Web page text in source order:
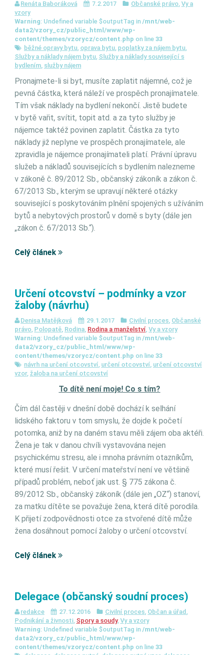
Renáta Baboráková 7.2.2017 Občanské právo, Vy a
vzory
Warning: Undefined variable $outputTag in /mnt/web-
data2/vzory_cz/public_html/www/wp-
content/themes/vzorycz/content.php on line 33
běžné opravy bytu, oprava bytu, poplatky za nájem bytu,
Služby a náklady nájem bytu, Služby a náklady související s
bydlením, služby nájem
Pronajmete-li si byt, musíte zaplatit nájemné, což je
pevná částka, která náleží ve prospěch pronajímatele.
Tím však náklady na bydlení nekončí. Jistě budete
v bytě vařit, svítit, topit atd. a za tyto služby je
nájemce taktéž povinen zaplatit. Částka za tyto
náklady již neplyne ve prospěch pronajímatele, ale
zpravidla je nájemce pronajímateli platí. Právní úpravu
služeb a nákladů souvisejících s bydlením nalezneme
v zákoně č. 89/2012 Sb., občanský zákoník a zákon č.
67/2013 Sb., kterým se upravují některé otázky
související s poskytováním plnění spojených s užíváním
bytů a nebytových prostorů v domě s byty (dále jen
„zákon č. 67/2013 Sb.“).
Celý článek
Určení otcovství – podmínky a vzor
žaloby (návrhu)
Denisa Matějková 29.1.2017 Civilní proces, Občanské
právo, Polopatě, Rodina, Rodina a manželství, Vy a vzory
Warning: Undefined variable $outputTag in /mnt/web-
data2/vzory_cz/public_html/www/wp-
content/themes/vzorycz/content.php on line 33
návrh na určení otcovství, určení otcovství, určení otcovství
vzor, žaloba na určení otcovství
To dítě není moje! Co s tím?
Čím dál častěji v dnešní době dochází k selhání
lidského faktoru v tom smyslu, že dojde k početí
potomka, aniž by na daném stavu měli zájem oba aktéři.
Žena je tak v danou chvíli vystavována nejen
psychickému stresu, ale i mnoha právním otazníkům,
které musí řešit. V určení mateřství není ve většině
případů problém, neboť jak ust. § 775 zákona č.
89/2012 Sb., občanský zákoník (dále jen „OZ“) stanoví,
za matku dítěte se považuje žena, která dítě porodila.
K přijetí zodpovědnosti otce za stvořené dítě může
žena dosáhnout pomocí žaloby o určení otcovství.
Celý článek
Delegace (občanský soudní proces)
redakce 27.12.2016 Civilní proces, Občan a úřad ,
Podnikání a živnosti, Spory a soudy, Vy a vzory
Warning: Undefined variable $outputTag in /mnt/web-
data2/vzory_cz/public_html/www/wp-
content/themes/vzorycz/content.php on line 33